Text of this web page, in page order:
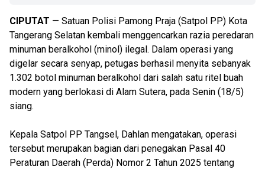
CIPUTAT — Satuan Polisi Pamong Praja (Satpol PP) Kota
Tangerang Selatan kembali menggencarkan razia peredaran
minuman beralkohol (minol) ilegal. Dalam operasi yang
digelar secara senyap, petugas berhasil menyita sebanyak
1.302 botol minuman beralkohol dari salah satu ritel buah
modern yang berlokasi di Alam Sutera, pada Senin (18/5)
siang.
Kepala Satpol PP Tangsel, Dahlan mengatakan, operasi
tersebut merupakan bagian dari penegakan Pasal 40
Peraturan Daerah (Perda) Nomor 2 Tahun 2025 tentang